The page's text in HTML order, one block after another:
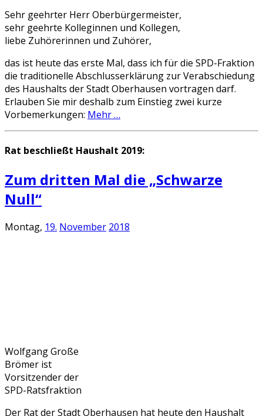
Sehr geehrter Herr Oberbürgermeister,
sehr geehrte Kolleginnen und Kollegen,
liebe Zuhörerinnen und Zuhörer,
das ist heute das erste Mal, dass ich für die SPD-Fraktion
die traditionelle Abschlusserklärung zur Verabschiedung
des Haushalts der Stadt Oberhausen vortragen darf.
Erlauben Sie mir deshalb zum Einstieg zwei kurze
Vorbemerkungen: Mehr …
Rat beschließt Haushalt 2019:
Zum dritten Mal die „Schwarze
Null“
Montag, 19. November 2018
Wolfgang Große
Brömer ist
Vorsitzender der
SPD-Ratsfraktion
Der Rat der Stadt Oberhausen hat heute den Haushalt